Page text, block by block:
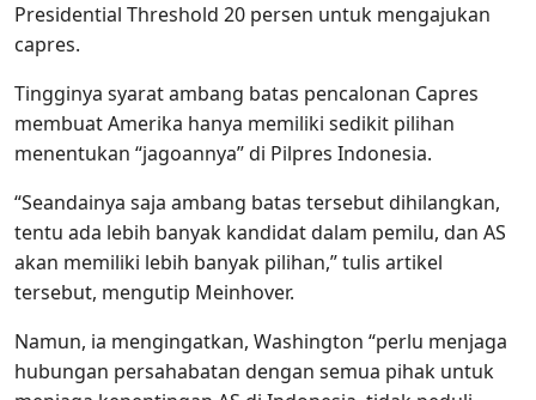
Presidential Threshold 20 persen untuk mengajukan
capres.
Tingginya syarat ambang batas pencalonan Capres
membuat Amerika hanya memiliki sedikit pilihan
menentukan “jagoannya” di Pilpres Indonesia.
“Seandainya saja ambang batas tersebut dihilangkan,
tentu ada lebih banyak kandidat dalam pemilu, dan AS
akan memiliki lebih banyak pilihan,” tulis artikel
tersebut, mengutip Meinhover.
Namun, ia mengingatkan, Washington “perlu menjaga
hubungan persahabatan dengan semua pihak untuk